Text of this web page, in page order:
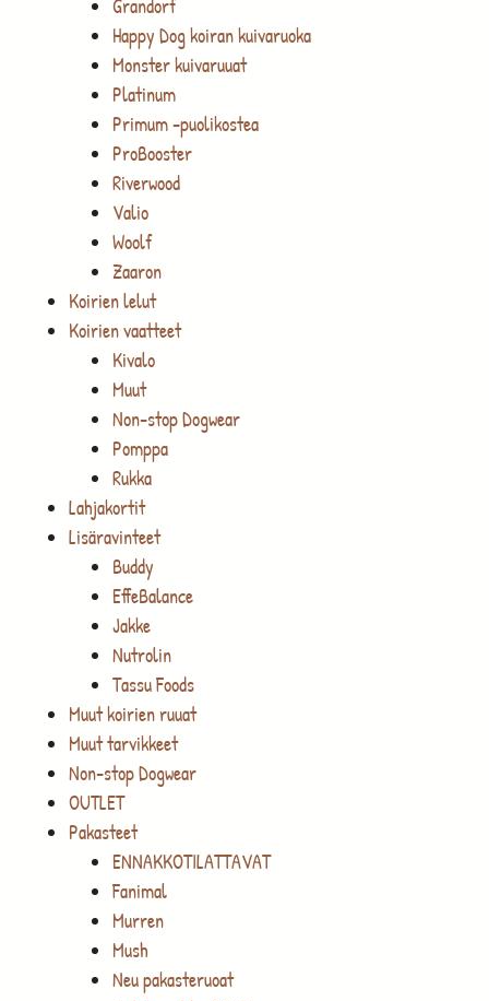
Grandorf
Happy Dog koiran kuivaruoka
Monster kuivaruuat
Platinum
Primum -puolikostea
ProBooster
Riverwood
Valio
Woolf
Zaaron
Koirien lelut
Koirien vaatteet
Kivalo
Muut
Non-stop Dogwear
Pomppa
Rukka
Lahjakortit
Lisäravinteet
Buddy
EffeBalance
Jakke
Nutrolin
Tassu Foods
Muut koirien ruuat
Muut tarvikkeet
Non-stop Dogwear
OUTLET
Pakasteet
ENNAKKOTILATTAVAT
Fanimal
Murren
Mush
Neu pakasteruoat